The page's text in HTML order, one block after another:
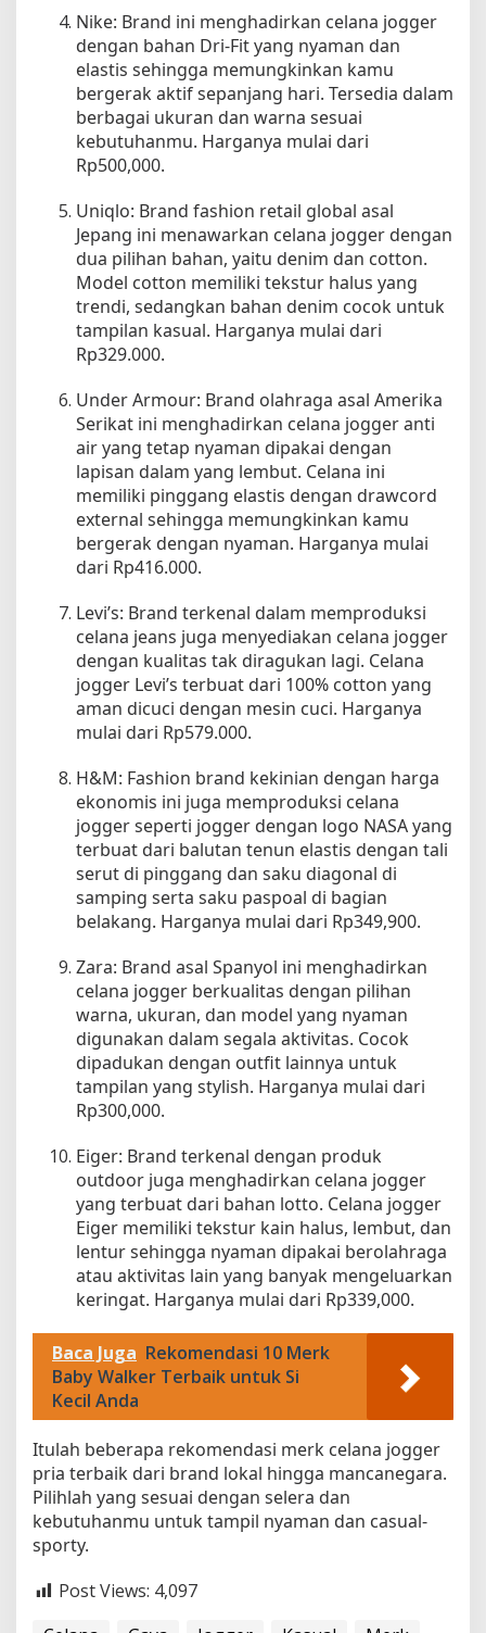
a
n
g
T
r
e
n
i
Nike: Brand ini menghadirkan celana jogger
dengan bahan Dri-Fit yang nyaman dan
elastis sehingga memungkinkan kamu
bergerak aktif sepanjang hari. Tersedia dalam
berbagai ukuran dan warna sesuai
kebutuhanmu. Harganya mulai dari
Rp500,000.
Uniqlo: Brand fashion retail global asal
Jepang ini menawarkan celana jogger dengan
dua pilihan bahan, yaitu denim dan cotton.
Model cotton memiliki tekstur halus yang
trendi, sedangkan bahan denim cocok untuk
tampilan kasual. Harganya mulai dari
Rp329.000.
Under Armour: Brand olahraga asal Amerika
Serikat ini menghadirkan celana jogger anti
air yang tetap nyaman dipakai dengan
lapisan dalam yang lembut. Celana ini
memiliki pinggang elastis dengan drawcord
external sehingga memungkinkan kamu
bergerak dengan nyaman. Harganya mulai
dari Rp416.000.
Levi’s: Brand terkenal dalam memproduksi
celana jeans juga menyediakan celana jogger
dengan kualitas tak diragukan lagi. Celana
jogger Levi’s terbuat dari 100% cotton yang
aman dicuci dengan mesin cuci. Harganya
mulai dari Rp579.000.
H&M: Fashion brand kekinian dengan harga
ekonomis ini juga memproduksi celana
jogger seperti jogger dengan logo NASA yang
terbuat dari balutan tenun elastis dengan tali
serut di pinggang dan saku diagonal di
samping serta saku paspoal di bagian
belakang. Harganya mulai dari Rp349,900.
Zara: Brand asal Spanyol ini menghadirkan
celana jogger berkualitas dengan pilihan
warna, ukuran, dan model yang nyaman
digunakan dalam segala aktivitas. Cocok
dipadukan dengan outfit lainnya untuk
tampilan yang stylish. Harganya mulai dari
Rp300,000.
Eiger: Brand terkenal dengan produk
outdoor juga menghadirkan celana jogger
yang terbuat dari bahan lotto. Celana jogger
Eiger memiliki tekstur kain halus, lembut, dan
lentur sehingga nyaman dipakai berolahraga
atau aktivitas lain yang banyak mengeluarkan
keringat. Harganya mulai dari Rp339,000.
Baca Juga Rekomendasi 10 Merk
Baby Walker Terbaik untuk Si
Kecil Anda
Itulah beberapa rekomendasi merk celana jogger
pria terbaik dari brand lokal hingga mancanegara.
Pilihlah yang sesuai dengan selera dan
kebutuhanmu untuk tampil nyaman dan casual-
sporty.
Post Views: 4,097